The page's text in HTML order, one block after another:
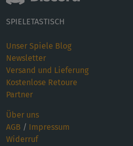
SPIELETASTISCH
Unser Spiele Blog
Newsletter
Versand und Lieferung
Kostenlose Retoure
Partner
Über uns
AGB / Impressum
Widerruf